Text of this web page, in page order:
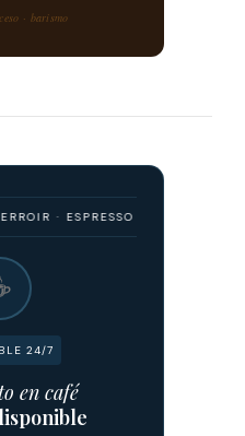
· barismo
· FILTRADO ·
24/7
en café